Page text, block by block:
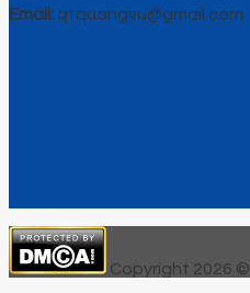
Email: qtquangvu@gmail.com
Copyright 2026 ©